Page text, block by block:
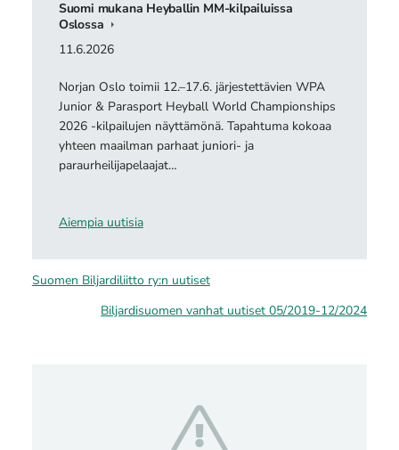
Suomi mukana Heyballin MM-kilpailuissa
Oslossa
11.6.2026
Norjan Oslo toimii 12.–17.6. järjestettävien WPA
Junior & Parasport Heyball World Championships
2026 -kilpailujen näyttämönä. Tapahtuma kokoaa
yhteen maailman parhaat juniori- ja
paraurheilijapelaajat…
Aiempia uutisia
Suomen Biljardiliitto ry:n uutiset
Biljardisuomen vanhat uutiset 05/2019-12/2024